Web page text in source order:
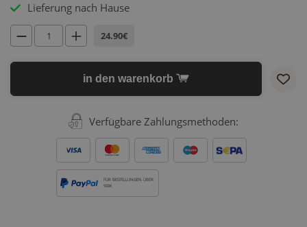
Lieferung nach Hause
24.90€
in den warenkorb
Verfügbare Zahlungsmethoden:
FÜR BESTELLUNGEN ÜBER
500€